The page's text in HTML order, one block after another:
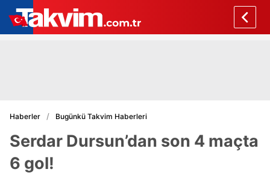
Haberler Bugünkü Takvim Haberleri
Serdar Dursun’dan son 4 maçta
6 gol!